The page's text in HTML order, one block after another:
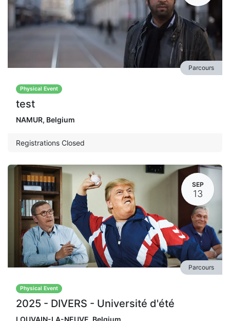
Physical Event
test
Parcours
NAMUR, Belgium
Registrations Closed
SEP
13
Physical Event
2025 - DIVERS - Université d'été
Parcours
LOUVAIN-LA-NEUVE Belgium